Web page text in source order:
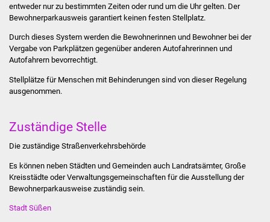
Stellenangebote
Kontakt
Veröffentlichungen
Wahlen
Stadtinfo
entweder nur zu bestimmten Zeiten oder rund um die Uhr gelten. Der
Bewohnerparkausweis garantiert keinen festen Stellplatz.
Durch dieses System werden die Bewohnerinnen und Bewohner bei der
Vergabe von Parkplätzen gegenüber anderen Autofahrerinnen und
Autofahrern bevorrechtigt.
Stellplätze für Menschen mit Behinderungen sind von dieser Regelung
ausgenommen.
Zuständige Stelle
Die zuständige Straßenverkehrsbehörde
Es können neben Städten und Gemeinden auch Landratsämter, Große
Kreisstädte oder Verwaltungsgemeinschaften für die Ausstellung der
Bewohnerparkausweise zuständig sein.
Stadt Süßen